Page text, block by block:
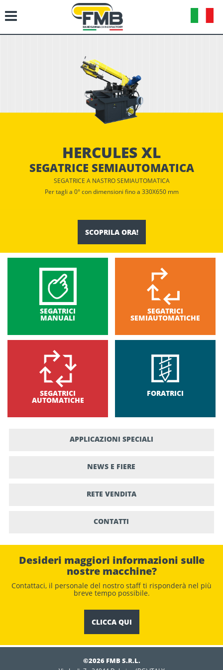
HERCULES XL
SEGATRICE SEMIAUTOMATICA
SEGATRICE A NASTRO SEMIAUTOMATICA
Per tagli a 0° con dimensioni fino a 330X650 mm
SCOPRILA ORA!
SEGATRICI
MANUALI
SEGATRICI
SEMIAUTOMATICHE
SEGATRICI
AUTOMATICHE
FORATRICI
APPLICAZIONI SPECIALI
NEWS E FIERE
RETE VENDITA
CONTATTI
Desideri maggiori informazioni sulle
nostre macchine?
Contattaci, il personale del nostro staﬀ ti risponderà nel più
breve tempo possibile.
CLICCA QUI
©2026 FMB S.R.L.